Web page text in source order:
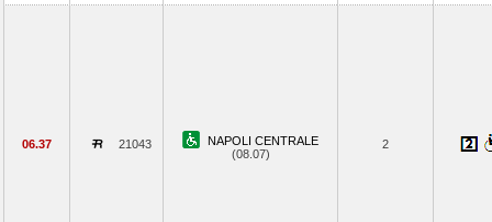
06.37 21043
NAPOLI CENTRALE
(08.07)
2